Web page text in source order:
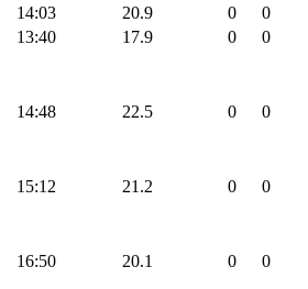
14:03 20.9 0
0
13:40 17.9 0
0
14:48 22.5 0
0
15:12 21.2 0
0
16:50 20.1 0
0